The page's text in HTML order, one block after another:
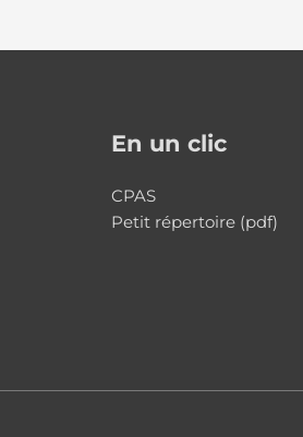
En un clic
CPAS
Petit répertoire (pdf)